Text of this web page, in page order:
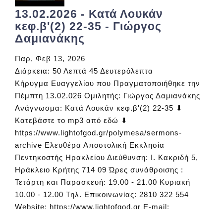
13.02.2026 - Κατά Λουκάν
κεφ.β'(2) 22-35 - Γιώργος
Δαμιανάκης
Παρ, Φεβ 13, 2026
Διάρκεια: 50 Λεπτά 45 Δευτερόλεπτα
Κήρυγμα Ευαγγελίου που Πραγματοποιήθηκε την
Πέμπτη 13.02.026 Ομιλητής: Γιώργος Δαμιανάκης
Ανάγνωσμα: Κατά Λουκάν κεφ.β'(2) 22-35 ⬇
Κατεβάστε το mp3 από εδώ ⬇
https://www.lightofgod.gr/polymesa/sermons-
archive Ελευθέρα Αποστολική Εκκλησία
Πεντηκοστής Ηρακλείου Διεύθυνση: Ι. Κακριδή 5,
Ηράκλειο Κρήτης 714 09 Ώρες συνάθροισης :
Τετάρτη και Παρασκευή: 19.00 - 21.00 Κυριακή
10.00 - 12.00 Τηλ. Επικοινωνίας: 2810 322 554
Website: https://www.lightofgod.gr E-mail: